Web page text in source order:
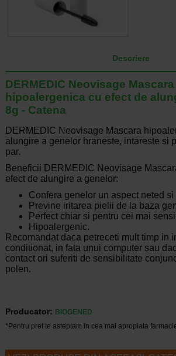
Descriere
DERMEDIC Neovisage Mascara
hipoalergenica cu efect de
8g - Catena
DERMEDIC Neovisage Mascara
alungire a genelor hraneste, intareste si
par.
Beneficii DERMEDIC Neovisage
efect de alungire a genelor:
Confera genelor un aspect neted si
Previne iritarea pielii de la baza
Perfect chiar si pentru cei mai
Hipoalergenic.
Recomandat daca petreceti mult timp in
conditionat, in fata unui computer sau
contact ori suferiti de sensibilitate
polen.
Producator:
BIOGENED
*Pentru pret te asteptam in cea mai apropiata